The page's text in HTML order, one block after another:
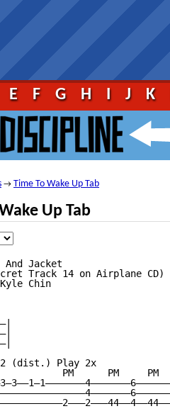
E F G H I J K
→ Time To Wake Up Tab
Up Tab
And Jacket
Track 14 on Airplane CD)
Chin
1 & 2
2 (dist.) Play 2x
PM      PM     PM